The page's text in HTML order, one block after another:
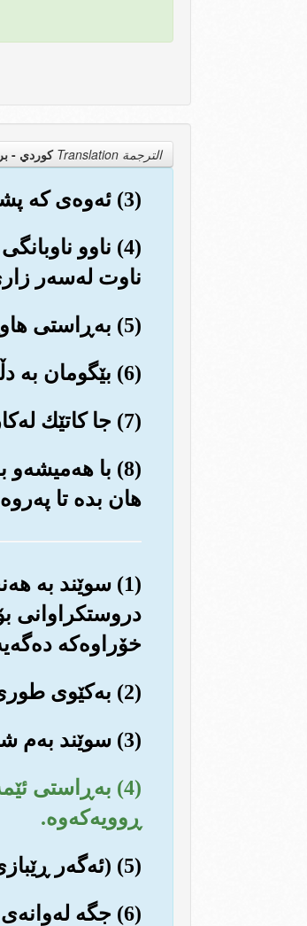
الترجمة Translation كوردي -
(3) ئه‌وه‌ی که پشتی تۆی هیلاك و ماندوو کردبوو؟!
(4) ناوو
ناوت له‌سه‌ر
(5) به‌ڕاستی هاوڕێ له‌گه‌ڵ ته‌نگانه‌دا خۆشی و ئاسووده‌یی دێت.
(6) بێگومان به دڵنیاییه‌وه هاوڕێ له‌گه‌ڵ ته‌نگانه‌دا خۆشی و ئاسووده‌یی هه‌ر ده‌بێت.
(7) جا کاتێك له‌کارێکی خێر ده‌بیته‌وه‌، خۆت ماندوو بکه به‌کارێکی خێری تره‌وه‌.
(8) با
هان بده تا
(1) سوێند به
دروستکراوانی
خۆراوه‌که
(2) به‌کێوی طوری سینا (که خوا گفتوگۆی له‌گه‌ڵ حه‌زره‌تی موسا، له‌وێدا کرد).
(3) سوێند به‌م شاره ئه‌مینه‌، که (مه‌ککه‌) یه‌.
(4) به‌ڕاستی
ڕوویه‌که‌وه‌.
(5) (ئه‌گه‌ر ڕێبازی خواناسی نه‌گرێت) سه‌ره‌نجام ده‌یخه‌ینه نزمترینی شوێنه نزمه‌کانه‌وه (له دۆزه‌خدا).
(6) جگه